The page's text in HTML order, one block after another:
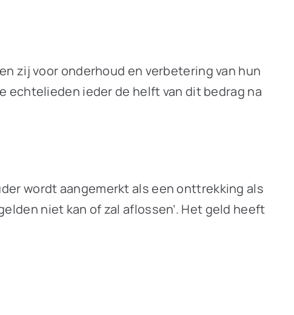
zij voor onderhoud en verbetering van hun
echtelieden ieder de helft van dit bedrag na
wordt aangemerkt als een onttrekking als
niet kan of zal aflossen’. Het geld heeft